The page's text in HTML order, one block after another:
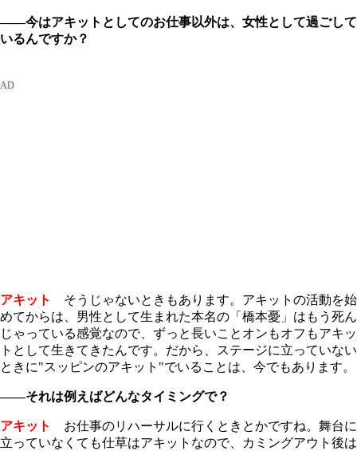
――今はアキットとしてのお仕事以外は、女性として過ごして
いるんですか？
アキット
そうじゃないときもあります。アキットの活動を始
めてからは、男性として生まれた本名の「橋本憂」はもう死ん
じゃっている感覚なので、ずっと長いことオンもオフもアキッ
トとして生きてきたんです。だから、ステージに立っていない
ときに"スッピンのアキット"でいることは、今でもあります。
――それは例えばどんなタイミングで？
アキット
お仕事のリハーサルに行くときとかですね。舞台に
立っていなくても仕草はアキットなので、カミングアウト後は